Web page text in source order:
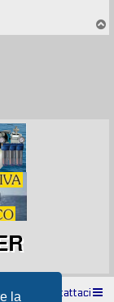
la
o
Contattaci